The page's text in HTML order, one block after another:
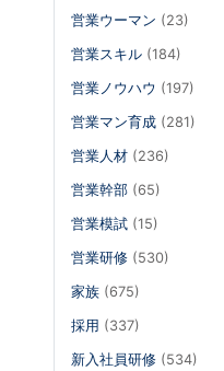
営業ウーマン (23)
営業スキル (184)
営業ノウハウ (197)
営業マン育成 (281)
営業人材 (236)
営業幹部 (65)
営業模試 (15)
営業研修 (530)
家族 (675)
採用 (337)
新入社員研修 (534)